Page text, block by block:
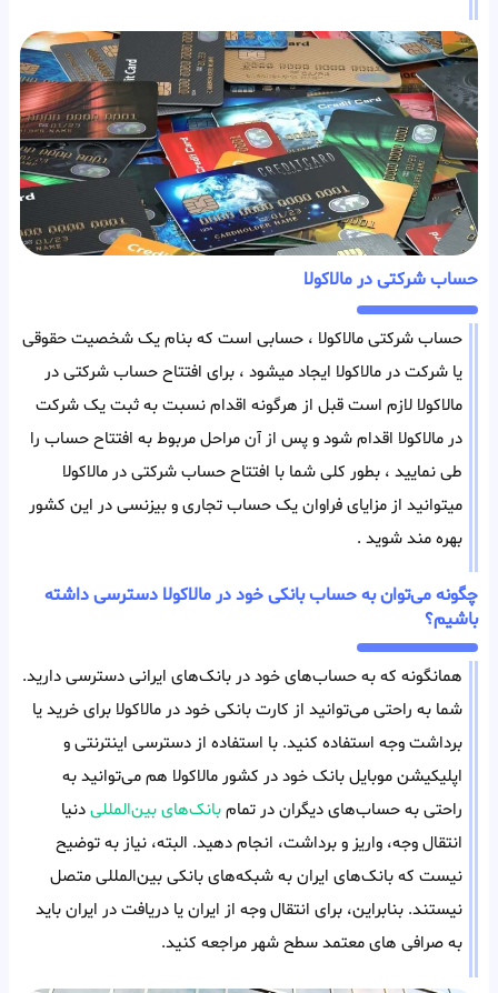
حساب شرکتی در مالاکولا
حساب شرکتی مالاکولا ، حسابی است که بنام یک شخصیت حقوقی
یا شرکت در مالاکولا ایجاد میشود ، برای افتتاح حساب شرکتی در
مالاکولا لازم است قبل از هرگونه اقدام نسبت به ثبت یک شرکت
در مالاکولا اقدام شود و پس از آن مراحل مربوط به افتتاح حساب را
طی نمایید ، بطور کلی شما با افتتاح حساب شرکتی در مالاکولا
میتوانید از مزایای فراوان یک حساب تجاری و بیزنسی در این کشور
بهره مند شوید .
چگونه می‌توان به حساب بانکی خود در مالاکولا دسترسی داشته
باشیم؟
همانگونه که به حساب‌های خود در بانک‌های ایرانی دسترسی دارید.
شما به راحتی می‌توانید از کارت بانکی خود در مالاکولا برای خرید یا
برداشت وجه استفاده کنید. با استفاده از دسترسی اینترنتی و
اپلیکیشن موبایل بانک خود در کشور مالاکولا هم می‌توانید به
راحتی به حساب‌های دیگران در تمامبانک‌های بین‌المللیدنیا
انتقال وجه، واریز و برداشت، انجام دهید. البته، نیاز به توضیح
نیست که بانک‌های ایران به شبکه‌های بانکی بین‌المللی متصل
نیستند. بنابراین، برای انتقال وجه از ایران یا دریافت در ایران باید
به صرافی های معتمد سطح شهر مراجعه کنید.